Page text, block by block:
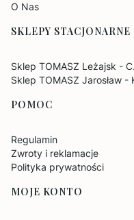
O Nas
SKLEPY STACJONARNE
Sklep TOMASZ Leżajsk -
Sklep TOMASZ Jarosław -
POMOC
Regulamin
Zwroty i reklamacje
Polityka prywatności
MOJE KONTO